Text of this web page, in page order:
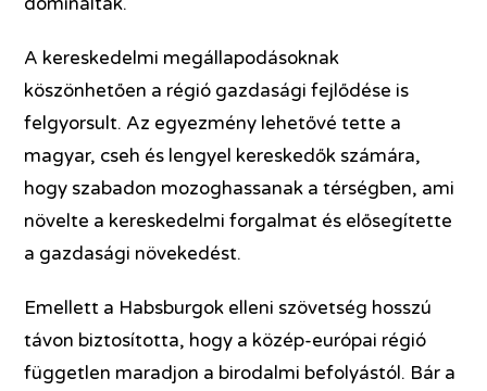
A kereskedelmi megállapodásoknak
köszönhetően a régió gazdasági fejlődése is
felgyorsult. Az egyezmény lehetővé tette a
magyar, cseh és lengyel kereskedők számára,
hogy szabadon mozoghassanak a térségben, ami
növelte a kereskedelmi forgalmat és elősegítette
a gazdasági növekedést.
Emellett a Habsburgok elleni szövetség hosszú
távon biztosította, hogy a közép-európai régió
független maradjon a birodalmi befolyástól. Bár a